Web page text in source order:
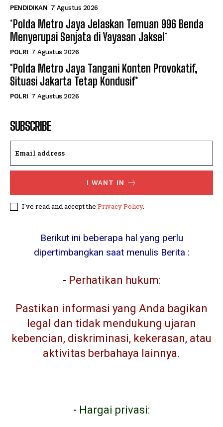
PENDIDIKAN 7 Agustus 2026
*Polda Metro Jaya Jelaskan Temuan 996 Benda
Menyerupai Senjata di Yayasan Jaksel*
POLRI 7 Agustus 2026
*Polda Metro Jaya Tangani Konten Provokatif,
Situasi Jakarta Tetap Kondusif*
POLRI 7 Agustus 2026
SUBSCRIBE
I WANT IN
I've read and accept the Privacy Policy.
Berikut ini beberapa hal yang perlu
dipertimbangkan saat menulis Berita :
- Perhatikan hukum:
Pastikan informasi yang Anda bagikan
legal dan tidak mendukung ujaran
kebencian, diskriminasi, kekerasan, atau
aktivitas berbahaya lainnya.
- Hargai privasi: